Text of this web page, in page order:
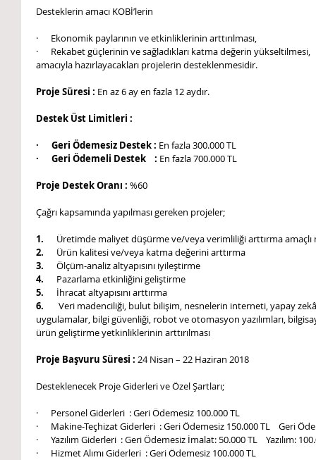
Desteklerin amacı KOBİ’lerin
·      Ekonomik paylarının ve etkinliklerinin arttırılması,
·      Rekabet güçlerinin ve sağladıkları katma değerin yükseltilmesi,
amacıyla hazırlayacakları projelerin desteklenmesidir.
Proje Süresi : En az 6 ay en fazla 12 aydır.
Destek Üst Limitleri :
·      Geri Ödemesiz Destek : En fazla 300.000 TL
·      Geri Ödemeli Destek    : En fazla 700.000 TL
Proje Destek Oranı : %60
Çağrı kapsamında yapılması gereken projeler;
1.
Üretimde maliyet düşürme ve/veya verimliliği arttırma
2.
      Ürün kalitesi ve/veya katma değerini arttırma
3.
      Ölçüm-analiz altyapısını iyileştirme
4.
   Pazarlama etkinliğini geliştirme
5.
      İhracat altyapısını arttırma
6.
Veri madenciliği, bulut bilişim, nesnelerin interneti, yapay
uygulamalar, bilgi güvenliği, robot ve otomasyon yazılımları,
ürün geliştirme yetkinliklerinin arttırılması
Proje Başvuru Süresi : 24 Nisan – 22 Haziran 2018
Desteklenecek Proje Giderleri ve Özel Şartları;
·      Personel Giderleri  : Geri Ödemesiz 100.000 TL
·      Makine-Teçhizat Giderleri  : Geri Ödemesiz 150.000 TL    Geri
·      Yazılım Giderleri  : Geri Ödemesiz İmalat: 50.000 TL    Yazılım:
·      Hizmet Alımı Giderleri  : Geri Ödemesiz 100.000 TL